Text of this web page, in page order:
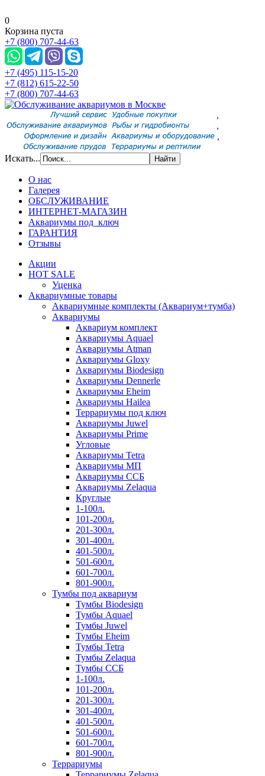
0
Корзина пуста
+7 (800) 707-44-63
+7 (495) 115-15-20
+7 (812) 615-22-50
+7 (800) 707-44-63
,
,
,
Искать...
О нас
Галерея
ОБСЛУЖИВАНИЕ
ИНТЕРНЕТ-МАГАЗИН
Аквариумы под ключ
ГАРАНТИЯ
Отзывы
Акции
HOT SALE
Уценка
Аквариумные товары
Аквариумные комплекты (Аквариум+тумба)
Аквариумы
Аквариум комплект
Аквариумы Aquael
Аквариумы Atman
Аквариумы Gloxy
Аквариумы Biodesign
Аквариумы Dennerle
Аквариумы Eheim
Аквариумы Hailea
Террариумы под ключ
Аквариумы Juwel
Аквариумы Prime
Угловые
Аквариумы Tetra
Аквариумы МП
Аквариумы ССБ
Аквариумы Zelaqua
Круглые
1-100л.
101-200л.
201-300л.
301-400л.
401-500л.
501-600л.
601-700л.
801-900л.
Тумбы под аквариум
Тумбы Biodesign
Тумбы Aquael
Тумбы Juwel
Тумбы Eheim
Тумбы Tetra
Тумбы Zelaqua
Тумбы ССБ
1-100л.
101-200л.
201-300л.
301-400л.
401-500л.
501-600л.
601-700л.
801-900л.
Террариумы